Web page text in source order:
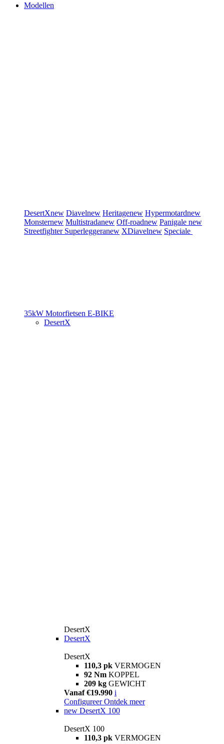
Modellen
DesertXnew Diavelnew Heritagenew Hypermotardnew
Monsternew Multistradanew Off-roadnew Panigale new
Streetfighter Superleggeranew XDiavelnew Speciale
35kW Motorfietsen E-BIKE
DesertX
DesertX
DesertX
DesertX
110,3 pk VERMOGEN
92 Nm KOPPEL
209 kg GEWICHT
Vanaf €19.990 i
Configureer Ontdek meer
new DesertX 100
DesertX 100
110,3 pk VERMOGEN